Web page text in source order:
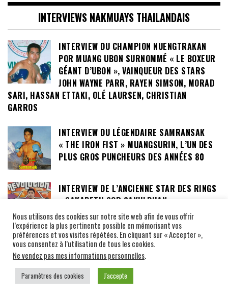
INTERVIEWS NAKMUAYS THAILANDAIS
INTERVIEW DU CHAMPION NUENGTRAKAN
POR MUANG UBON SURNOMMÉ « LE BOXEUR
GÉANT D’UBON », VAINQUEUR DES STARS
JOHN WAYNE PARR, RAYEN SIMSON, MORAD
SARI, HASSAN ETTAKI, OLÉ LAURSEN, CHRISTIAN
GARROS
INTERVIEW DU LÉGENDAIRE SAMRANSAK
« THE IRON FIST » MUANGSURIN, L’UN DES
PLUS GROS PUNCHEURS DES ANNÉES 80
INTERVIEW DE L’ANCIENNE STAR DES RINGS
« SAKAPETH SOR SAKULPHAN »
CAMPS THAILANDAIS RÉGION BANGKOK
SOR CHITSANONGCHAT GYM, BOXE, FOI ET
Nous utilisons des cookies sur notre site web afin de vous offrir
l’expérience la plus pertinente possible en mémorisant vos
préférences et vos visites répétées. En cliquant sur « Accepter »,
vous consentez à l’utilisation de tous les cookies.
Ne vendez pas mes informations personnelles.
Paramètres des cookies J'accepte